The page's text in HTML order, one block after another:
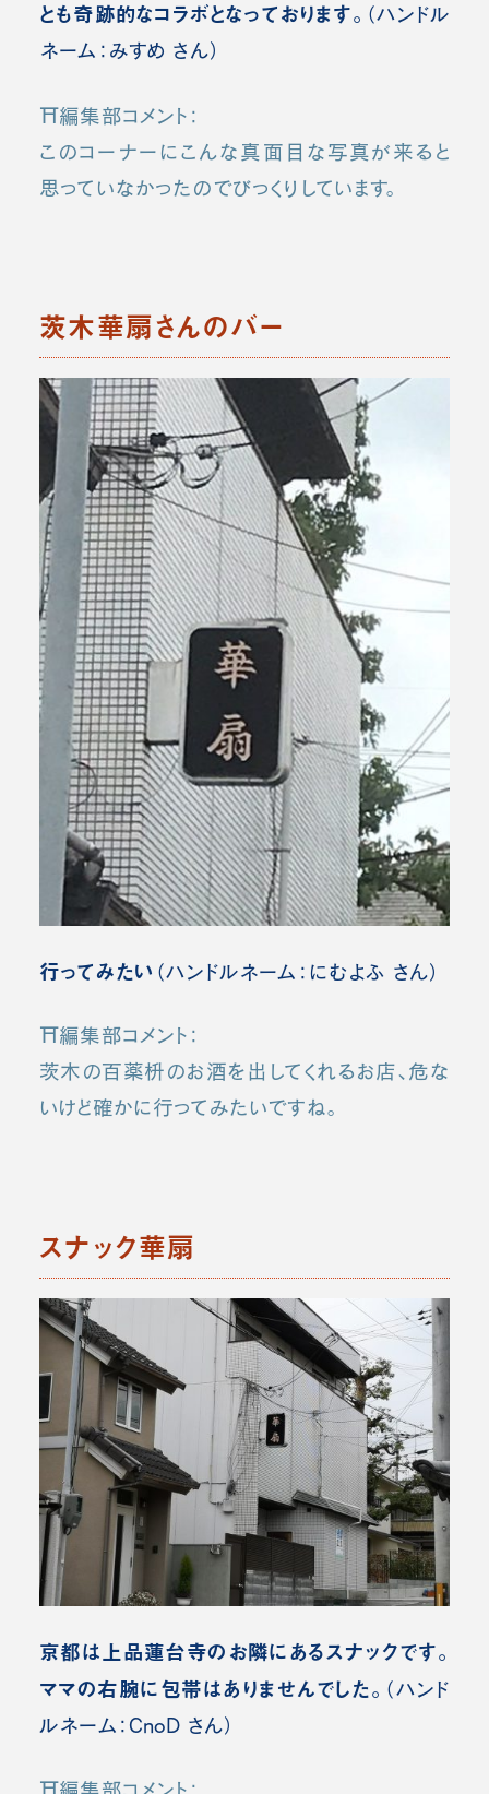
とも奇跡的なコラボとなっております。 （ハンドル
ネーム：みすめ さん）
⛩️編集部コメント：
このコーナーにこんな真面目な写真が来ると
思っていなかったのでびっくりしています。
茨木華扇さんのバー
行ってみたい （ハンドルネーム：にむよふ さん）
⛩️編集部コメント：
茨木の百薬枡のお酒を出してくれるお店、危な
いけど確かに行ってみたいですね。
スナック華扇
京都は上品蓮台寺のお隣にあるスナックです。
ママの右腕に包帯はありませんでした。 （ハンド
ルネーム：CnoD さん）
⛩️編集部コメント：